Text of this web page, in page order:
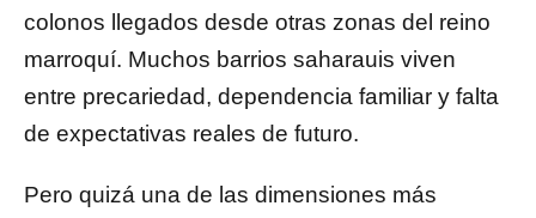
colonos llegados desde otras zonas del reino
marroquí. Muchos barrios saharauis viven
entre precariedad, dependencia familiar y falta
de expectativas reales de futuro.
Pero quizá una de las dimensiones más